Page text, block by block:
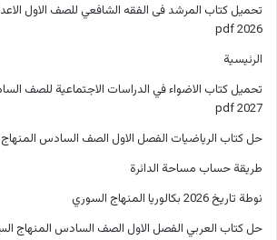
تحميل كتاب المرشد فى الفقه الشافعي للصف الاول
2026 pdf
الرئيسية
تحميل كتاب الاضواء في الدراسات الاجتماعية للصف
2027 pdf
حل كتاب الرياضيات الفصل الاول الصف السادس
طريقة حساب مساحة الدائرة
نوطة تاريخ 2026 بكالوريا المنهاج السوري
حل كتاب العربي الفصل الاول الصف السادس المنهاج